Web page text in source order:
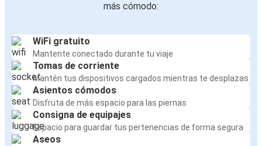
más cómodo:
WiFi gratuito
Mantente conectado durante tu viaje
Tomas de corriente
Mantén tus dispositivos cargados mientras te desplazas
Asientos cómodos
Disfruta de más espacio para las piernas
Consigna de equipajes
Espacio para guardar tus pertenencias de forma segura
Aseos